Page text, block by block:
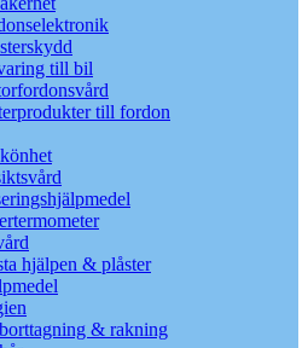
till bil
till fordon
hjälpen & plåster
& rakning